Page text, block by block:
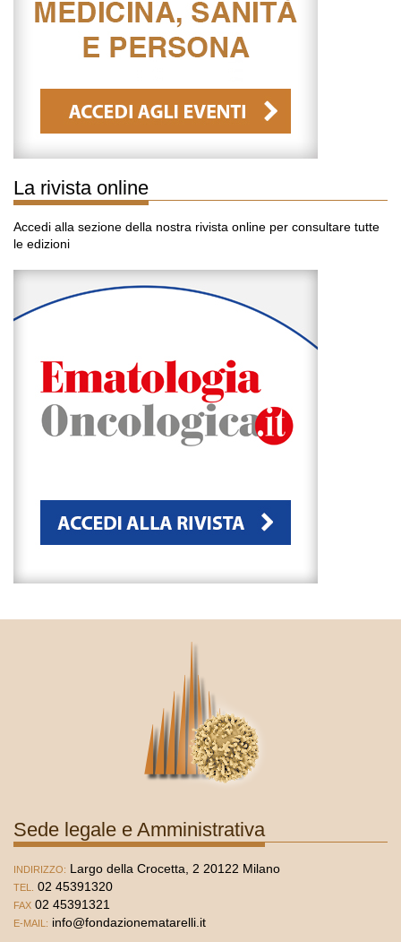
La rivista online
Accedi alla sezione della nostra rivista online per consultare tutte
le edizioni
Sede legale e Amministrativa
INDIRIZZO: Largo della Crocetta, 2 20122 Milano
TEL. 02 45391320
FAX 02 45391321
E-MAIL: info@fondazionematarelli.it